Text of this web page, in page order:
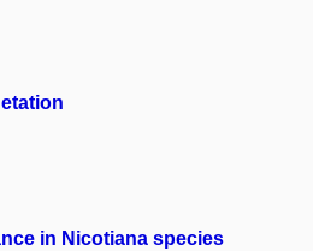
in Nicotiana species